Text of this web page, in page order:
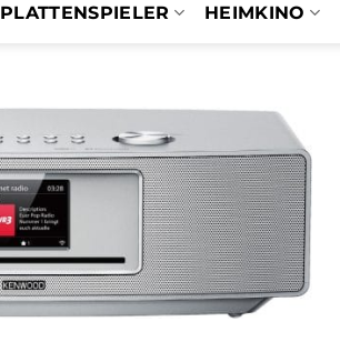
PLATTENSPIELER HEIMKINO